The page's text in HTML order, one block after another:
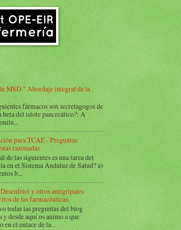
MSD " Abordaje integral de la
fármacos son secretagogos de
del islote pancreático?: A
para TCAE - Preguntas
razonadas
de las siguientes es una tarea del
en el Sistema Andaluz de Salud? a)
b...
y otros antigripales
de las farmacéuticas.
todas las preguntas del blog
y desde aquí os animo a que
en el enlace de la...